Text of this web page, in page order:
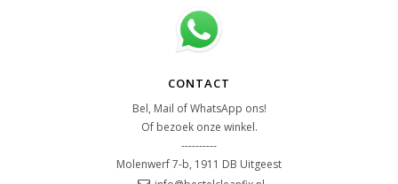
CONTACT
Bel, Mail of WhatsApp ons!
Of bezoek onze winkel.
----------
Molenwerf 7-b, 1911 DB Uitgeest